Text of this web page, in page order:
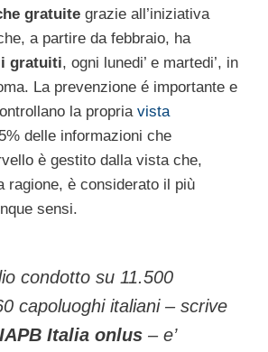
gratuite grazie all’iniziativa
a partire da febbraio, ha
gratuiti, ogni lunedi’ e martedi’, in
La prevenzione é importante e
la propria vista
delle informazioni che
è gestito dalla vista che,
ragione, è considerato il più
sensi.
condotto su 11.500
capoluoghi italiani – scrive
IAPB Italia onlus – e’